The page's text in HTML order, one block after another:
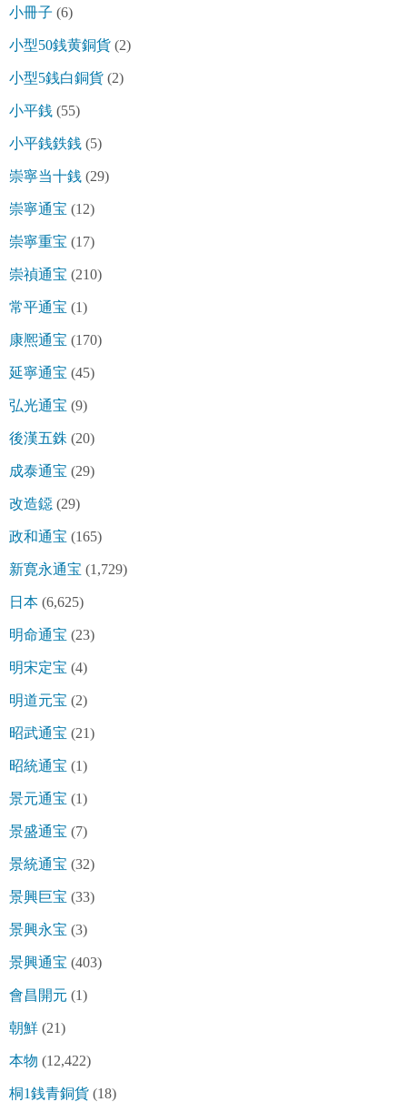
小冊子 (6)
小型50銭黄銅貨 (2)
小型5銭白銅貨 (2)
小平銭 (55)
小平銭鉄銭 (5)
崇寧当十銭 (29)
崇寧通宝 (12)
崇寧重宝 (17)
崇禎通宝 (210)
常平通宝 (1)
康熈通宝 (170)
延寧通宝 (45)
弘光通宝 (9)
後漢五銖 (20)
成泰通宝 (29)
改造鐚 (29)
政和通宝 (165)
新寛永通宝 (1,729)
日本 (6,625)
明命通宝 (23)
明宋定宝 (4)
明道元宝 (2)
昭武通宝 (21)
昭統通宝 (1)
景元通宝 (1)
景盛通宝 (7)
景統通宝 (32)
景興巨宝 (33)
景興永宝 (3)
景興通宝 (403)
會昌開元 (1)
朝鮮 (21)
本物 (12,422)
桐1銭青銅貨 (18)